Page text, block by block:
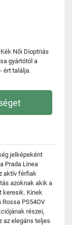
Női Dioptriás
gyártótól a
ért találja.
jelképeként
Prada Linea
aktív férfiak
azoknak akik a
keresik. Kinek
PS54OV
részei,
az elegáns teljes